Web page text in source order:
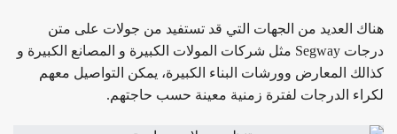
هناك العديد من الجهات التي قد تستفيد من جولات على متن
درجات Segway مثل شركات المولات الكبيرة و المصانع الكبيرة و
كذالك المعارض وورشات البناء الكبيرة، يمكن التواصيل معهم
لكراء الدرجات لفترة زمنية معينة حسب حاجتهم.